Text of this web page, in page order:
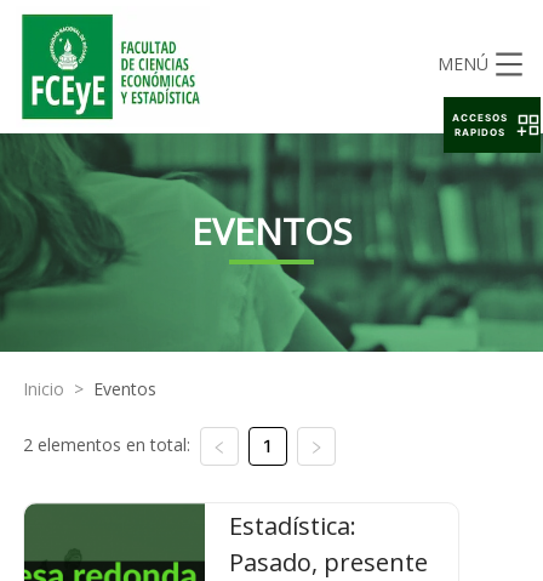
MENÚ
EVENTOS
Inicio > Eventos
2 elementos en total: 1
Estadística:
Pasado, presente
ACCESOS
RAPIDOS